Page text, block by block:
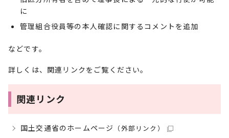
に
管理組合役員等の本人確認に関するコメントを追加
などです。
詳しくは、関連リンクをご覧ください。
関連リンク
国土交通省のホームページ （外部リンク）